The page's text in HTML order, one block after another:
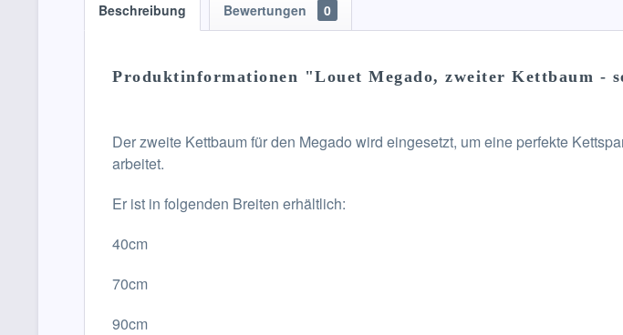
Beschreibung Bewertungen 0
Produktinformationen "Louet Megado, zweiter Kettbaum -
Der zweite Kettbaum für den Megado wird eingesetzt, um eine perfekte
arbeitet.
Er ist in folgenden Breiten erhältlich:
40cm
70cm
90cm